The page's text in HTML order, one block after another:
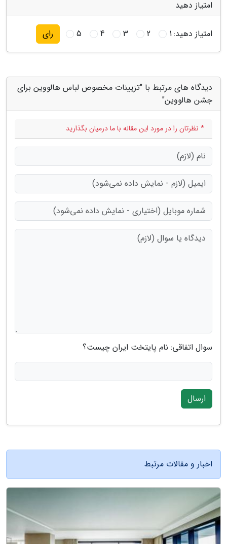
امتیاز دهید
امتیاز دهید:1
2
3
4
5 رای
دیدگاه های مرتبط با "تزیینات مخصوص لباس هالووین برای
جشن هالووین"
* نظرتان را در مورد این مقاله با ما درمیان بگذارید
سوال اتفاقی: نام پایتخت ایران چیست؟
ارسال
اخبار و مقالات مرتبط